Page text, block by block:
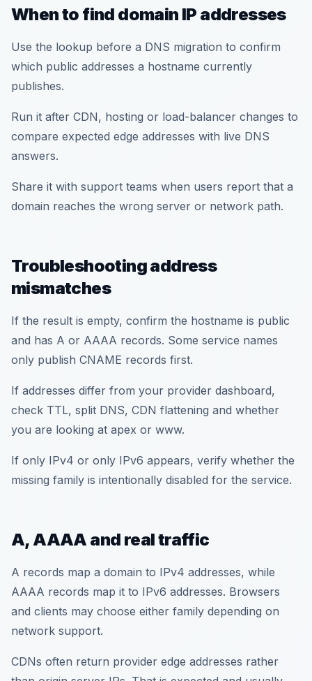
When to find domain IP addresses
Use the lookup before a DNS migration to confirm
which public addresses a hostname currently
publishes.
Run it after CDN, hosting or load-balancer changes to
compare expected edge addresses with live DNS
answers.
Share it with support teams when users report that a
domain reaches the wrong server or network path.
Troubleshooting address
mismatches
If the result is empty, confirm the hostname is public
and has A or AAAA records. Some service names
only publish CNAME records first.
If addresses differ from your provider dashboard,
check TTL, split DNS, CDN flattening and whether
you are looking at apex or www.
If only IPv4 or only IPv6 appears, verify whether the
missing family is intentionally disabled for the service.
A, AAAA and real traffic
A records map a domain to IPv4 addresses, while
AAAA records map it to IPv6 addresses. Browsers
and clients may choose either family depending on
network support.
CDNs often return provider edge addresses rather